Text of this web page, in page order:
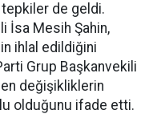
de geldi.
İsa Mesih Şahin,
ihlal edildiğini
Grup Başkanvekili
değişikliklerin
olduğunu ifade etti.